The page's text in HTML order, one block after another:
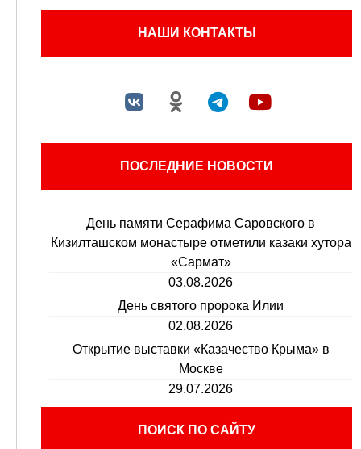
НАШИ КОНТАКТЫ
ПОСЛЕДНИЕ НОВОСТИ
День памяти Серафима Саровского в
Кизилташском монастыре отметили казаки хутора
«Сармат»
03.08.2026
День святого пророка Илии
02.08.2026
Открытие выставки «Казачество Крыма» в
Москве
29.07.2026
ПОИСК ПО САЙТУ